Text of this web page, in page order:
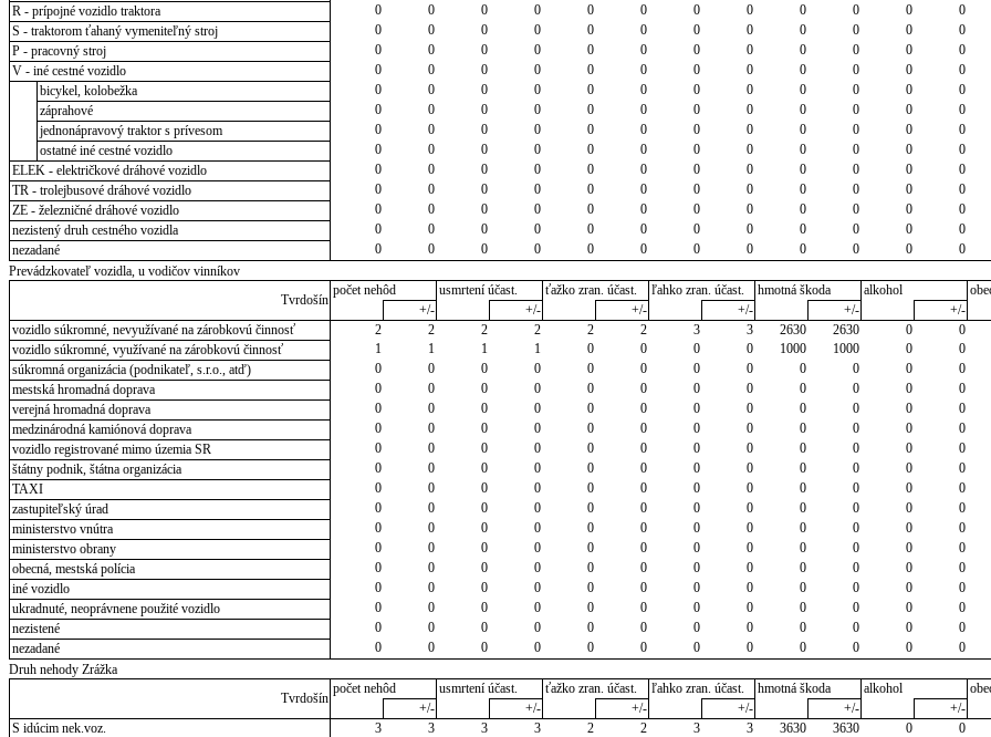
R - prípojné vozidlo traktora
0 0 0 0 0 0 0 0 0 0 0 0
S - traktorom ťahaný vymeniteľný stroj
0 0 0 0 0 0 0 0 0 0 0 0
P - pracovný stroj
0 0 0 0 0 0 0 0 0 0 0 0
V - iné cestné vozidlo
0 0 0 0 0 0 0 0 0 0 0 0
bicykel, kolobežka
0 0 0 0 0 0 0 0 0 0 0 0
záprahové
0 0 0 0 0 0 0 0 0 0 0 0
jednonápravový traktor s prívesom
0 0 0 0 0 0 0 0 0 0 0 0
ostatné iné cestné vozidlo
0 0 0 0 0 0 0 0 0 0 0 0
ELEK - električkové dráhové vozidlo
0 0 0 0 0 0 0 0 0 0 0 0
TR - trolejbusové dráhové vozidlo
0 0 0 0 0 0 0 0 0 0 0 0
ZE - železničné dráhové vozidlo
0 0 0 0 0 0 0 0 0 0 0 0
nezistený druh cestného vozidla
0 0 0 0 0 0 0 0 0 0 0 0
nezadané
0 0 0 0 0 0 0 0 0 0 0 0
Prevádzkovateľ vozidla, u vodičov vinníkov
Tvrdošín
počet nehôd usmrtení účast. ťažko zran. účast. ľahko zran. účast. hmotná škoda alkohol
+/-
+/- +/- +/- +/- +/-
vozidlo súkromné, nevyužívané na zárobkovú činnosť
2 2 2 2 2 2 3 3 2630 2630 0 0
vozidlo súkromné, využívané na zárobkovú činnosť
1 1 1 1 0 0 0 0 1000 1000 0 0
súkromná organizácia (podnikateľ, s.r.o., atď)
0 0 0 0 0 0 0 0 0 0 0 0
mestská hromadná doprava
0 0 0 0 0 0 0 0 0 0 0 0
verejná hromadná doprava
0 0 0 0 0 0 0 0 0 0 0 0
medzinárodná kamiónová doprava
0 0 0 0 0 0 0 0 0 0 0 0
vozidlo registrované mimo územia SR
0 0 0 0 0 0 0 0 0 0 0 0
štátny podnik, štátna organizácia
0 0 0 0 0 0 0 0 0 0 0 0
TAXI
0 0 0 0 0 0 0 0 0 0 0 0
zastupiteľský úrad
0 0 0 0 0 0 0 0 0 0 0 0
ministerstvo vnútra
0 0 0 0 0 0 0 0 0 0 0 0
ministerstvo obrany
0 0 0 0 0 0 0 0 0 0 0 0
obecná, mestská polícia
0 0 0 0 0 0 0 0 0 0 0 0
iné vozidlo
0 0 0 0 0 0 0 0 0 0 0 0
ukradnuté, neoprávnene použité vozidlo
0 0 0 0 0 0 0 0 0 0 0 0
nezistené
0 0 0 0 0 0 0 0 0 0 0 0
nezadané
0 0 0 0 0 0 0 0 0 0 0 0
Druh nehody Zrážka
Tvrdošín
počet nehôd usmrtení účast. ťažko zran. účast. ľahko zran. účast. hmotná škoda alkohol
+/-
+/- +/- +/- +/- +/-
S idúcim nek.voz.
3 3 3 3 2 2 3 3 3630 3630 0 0